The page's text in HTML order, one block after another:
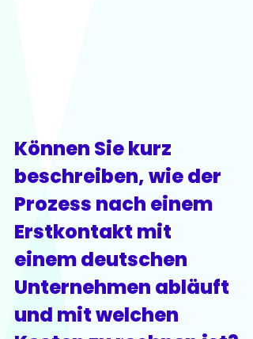
Können Sie kurz
beschreiben, wie der
Prozess nach einem
Erstkontakt mit
einem deutschen
Unternehmen abläuft
und mit welchen